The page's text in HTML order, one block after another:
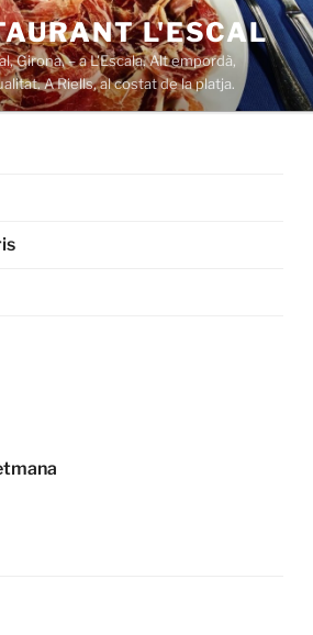
L'ESCAL
Girona, – a L'Escala. Alt empordà,
A Riells, al costat de la platja.